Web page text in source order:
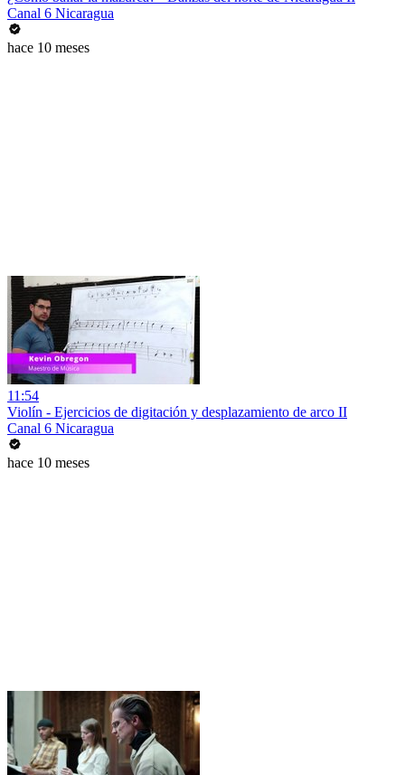
Canal 6 Nicaragua
hace 10 meses
11:54
Violín - Ejercicios de digitación y desplazamiento de arco II
Canal 6 Nicaragua
hace 10 meses